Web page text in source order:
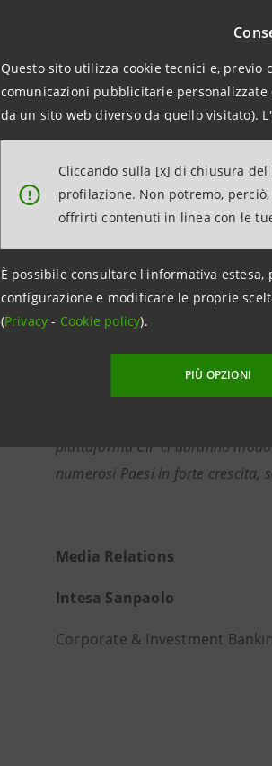
Questo sito utilizza cookie tecnici e,
comunicazioni pubblicitarie
da un sito web diverso da quello visitato).
!
Cliccando sulla [x] di chiusura del
profilazione. Non potremo,
offrirti contenuti in linea con le
È possibile consultare l'informativa
configurazione e modificare le proprie
(Privacy- Cookie policy).
PIÙ OPZIONI
internazionale nel
propria rete di relazioni nei
che rispettano i più alti criteri
“Per IRENA e i suoi partner la
esigenze dei Paesi membri in
Direttore Generale di IRENA.
Sanpaolo che condividono una
inclusiva e sostenibile”.
“Intesa Sanpaolo è una delle
Mauro Micillo,
impegnato nel supportare la
ambientale e la responsabilità
piattaforma CIP ci daranno
numerosi Paesi in forte crescita,
Media Relations
Intesa Sanpaolo
Corporate & Investment